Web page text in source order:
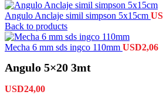
Angulo Anclaje simil simpson 5x15cm
Back to products
Mecha 6 mm sds ingco 110mm USD2,06
Angulo 5×20 3mt
USD24,00